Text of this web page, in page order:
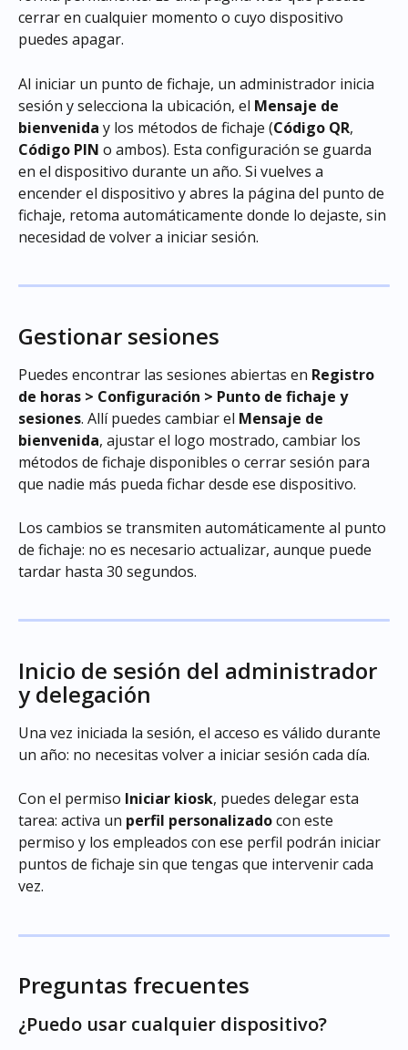
cerrar en cualquier momento o cuyo dispositivo
puedes apagar.
Al iniciar un punto de fichaje, un administrador inicia
sesión y selecciona la ubicación, el Mensaje de
bienvenida y los métodos de fichaje (Código QR,
Código PIN o ambos). Esta configuración se guarda
en el dispositivo durante un año. Si vuelves a
encender el dispositivo y abres la página del punto de
fichaje, retoma automáticamente donde lo dejaste, sin
necesidad de volver a iniciar sesión.
Gestionar sesiones
Puedes encontrar las sesiones abiertas en Registro
de horas > Configuración > Punto de fichaje y
sesiones. Allí puedes cambiar el Mensaje de
bienvenida, ajustar el logo mostrado, cambiar los
métodos de fichaje disponibles o cerrar sesión para
que nadie más pueda fichar desde ese dispositivo.
Los cambios se transmiten automáticamente al punto
de fichaje: no es necesario actualizar, aunque puede
tardar hasta 30 segundos.
Inicio de sesión del administrador
y delegación
Una vez iniciada la sesión, el acceso es válido durante
un año: no necesitas volver a iniciar sesión cada día.
Con el permiso Iniciar kiosk, puedes delegar esta
tarea: activa un perfil personalizado con este
permiso y los empleados con ese perfil podrán iniciar
puntos de fichaje sin que tengas que intervenir cada
vez.
Preguntas frecuentes
¿Puedo usar cualquier dispositivo?